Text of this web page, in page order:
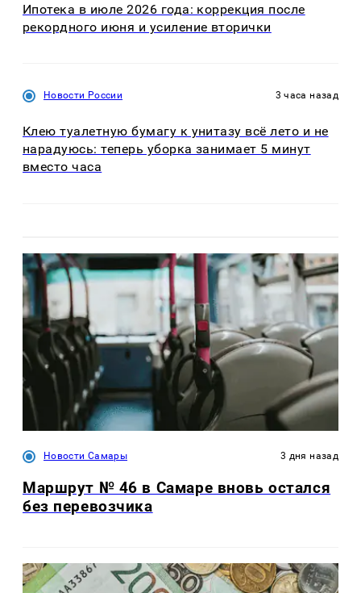
Ипотека в июле 2026 года: коррекция после
рекордного июня и усиление вторички
Новости России 3 часа назад
Клею туалетную бумагу к унитазу всё лето и не
нарадуюсь: теперь уборка занимает 5 минут
вместо часа
Новости Самары 3 дня назад
Маршрут № 46 в Самаре вновь остался
без перевозчика